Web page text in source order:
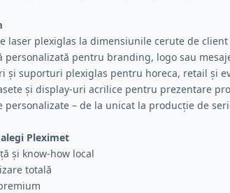
laser plexiglas la dimensiunile cerute de client
personalizată pentru branding, logo sau
și suporturi plexiglas pentru horeca, retail și
și display-uri acrilice pentru prezentare
personalizate – de la unicat la producție de
alegi Pleximet
și know-how local
totală